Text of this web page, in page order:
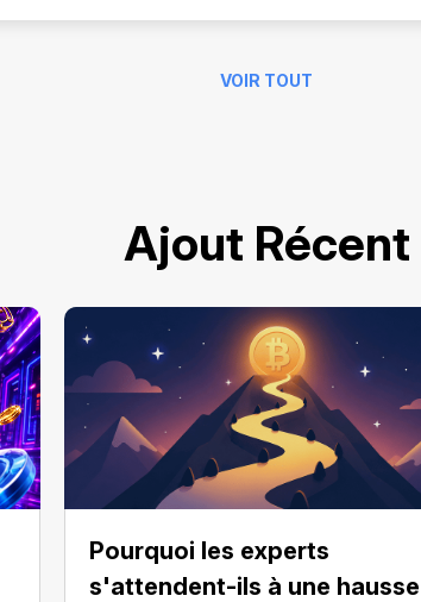
VOIR TOUT
Ajout Récent
Pourquoi les experts
s'attendent-ils à une hausse